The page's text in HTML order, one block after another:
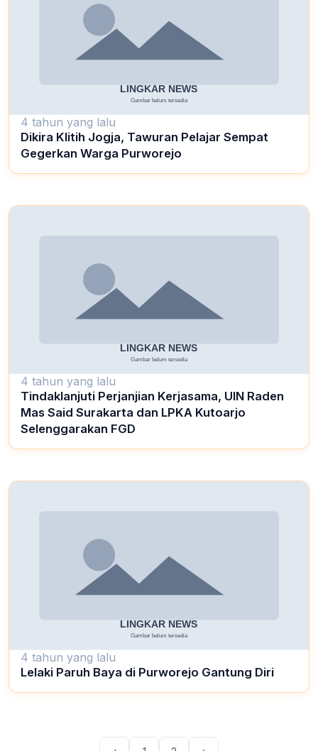
4 tahun yang lalu
Dikira Klitih Jogja, Tawuran Pelajar Sempat
Gegerkan Warga Purworejo
4 tahun yang lalu
Tindaklanjuti Perjanjian Kerjasama, UIN Raden
Mas Said Surakarta dan LPKA Kutoarjo
Selenggarakan FGD
4 tahun yang lalu
Lelaki Paruh Baya di Purworejo Gantung Diri